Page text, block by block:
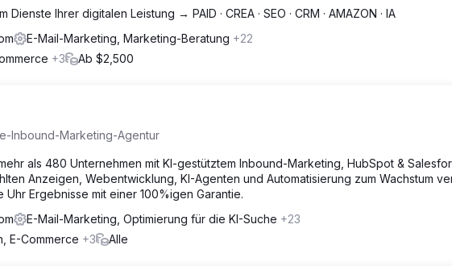
Ihrer digitalen Leistung → PAID · CREA · SEO · CRM · AMAZON · IA
E-Mail-Marketing, Marketing-Beratung +22
+3 Ab $2,500
Inbound-Marketing-Agentur
als 480 Unternehmen mit KI-gestütztem Inbound-Marketing, HubSpot &
Anzeigen, Webentwicklung, KI-Agenten und Automatisierung zum Wachstum
Uhr Ergebnisse mit einer 100%igen Garantie.
E-Mail-Marketing, Optimierung für die KI-Suche +23
E-Commerce +3 Alle